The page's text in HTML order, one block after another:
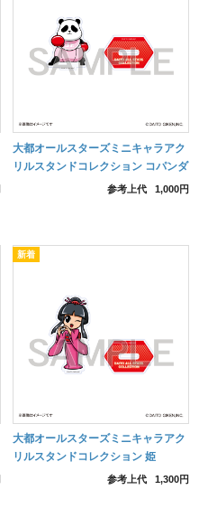
大都オールスターズミニキャラアク
リルスタンドコレクション コパンダ
参考上代 1,000円
大都オールスターズミニキャラアク
リルスタンドコレクション 姫
参考上代 1,300円